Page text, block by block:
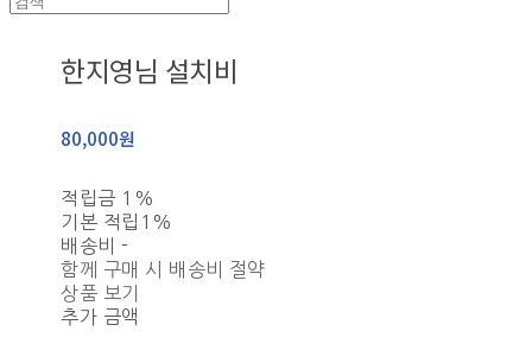
한지영님 설치비
80,000원
적립금 1%
기본 적립 1%
배송비 -
함께 구매 시 배송비 절약
상품 보기
추가 금액